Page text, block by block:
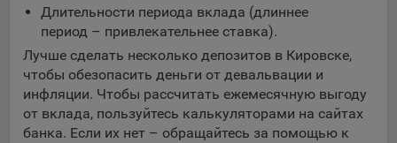
Длительности периода вклада (длиннее
период – привлекательнее ставка).
Лучше сделать несколько депозитов в Кировске,
чтобы обезопасить деньги от девальвации и
инфляции. Чтобы рассчитать ежемесячную выгоду
от вклада, пользуйтесь калькуляторами на сайтах
банка. Если их нет – обращайтесь за помощью к